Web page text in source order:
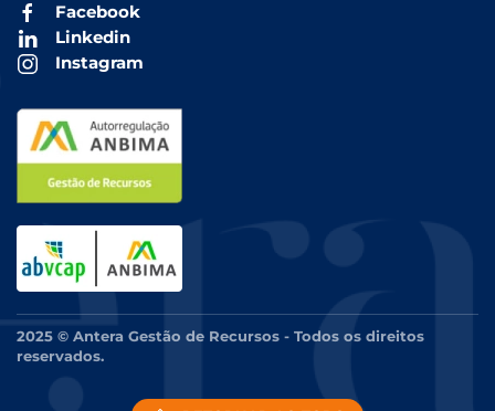
Facebook
Linkedin
Instagram
2025 © Antera Gestão de Recursos - Todos os direitos
reservados.